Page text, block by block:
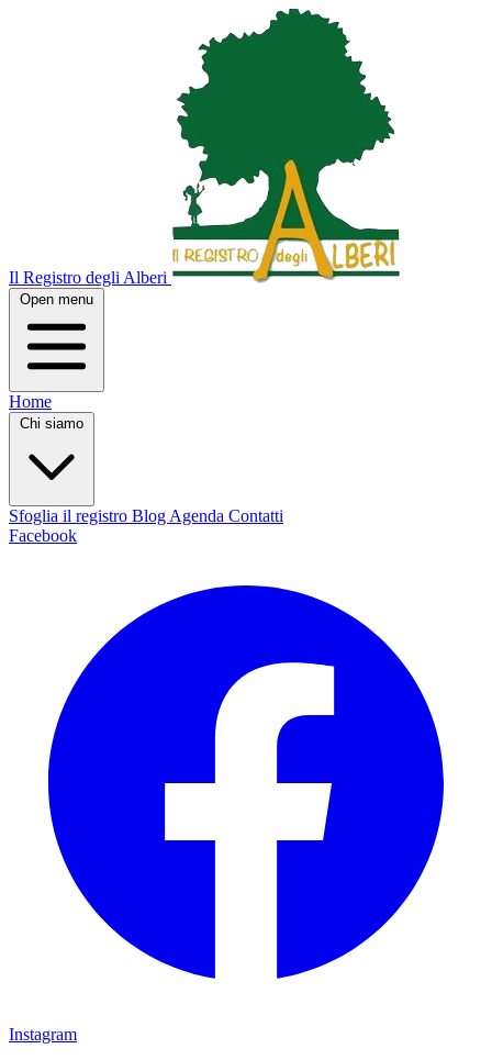
Il Registro degli Alberi
Open menu
Home
Chi siamo
Sfoglia il registro Blog Agenda Contatti
Facebook
Instagram